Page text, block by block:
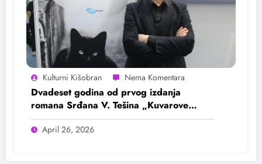
Kulturni Kišobran
Dvadeset godina od prvog izdanja
romana Srđana V. Tešina „Kuvarove
kletve i druge gadosti“
April 26, 2026